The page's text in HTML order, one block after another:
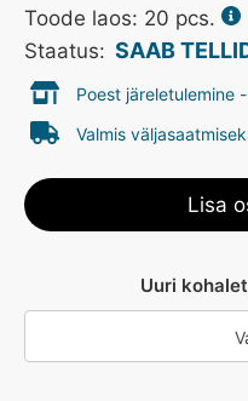
Toode laos: 20 pcs.
Staatus: SAAB
Poest järeletulemine -
Valmis
Lisa
Uuri